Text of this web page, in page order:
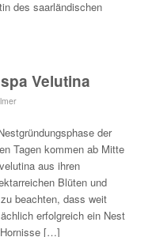
des saarländischen
Velutina
der
Tagen kommen ab Mitte
aus ihren
Blüten und
beachten, dass weit
erfolgreich ein Nest
[…]